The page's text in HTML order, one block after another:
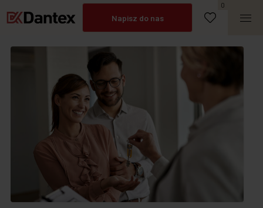
Napisz do nas
Zadzwoń
0